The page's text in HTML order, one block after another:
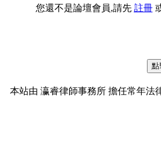
您還不是論壇會員,請先 註冊
本站由 瀛睿律師事務所 擔任常年法